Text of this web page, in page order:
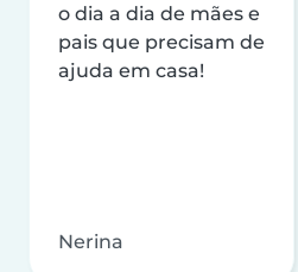
o dia a dia de mães e
pais que precisam de
ajuda em casa!
Nerina